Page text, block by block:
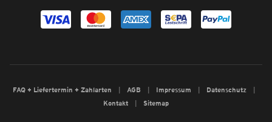
FAQ + Liefertermin + Zahlarten AGB Impressum
Datenschutz
Kontakt
Sitemap